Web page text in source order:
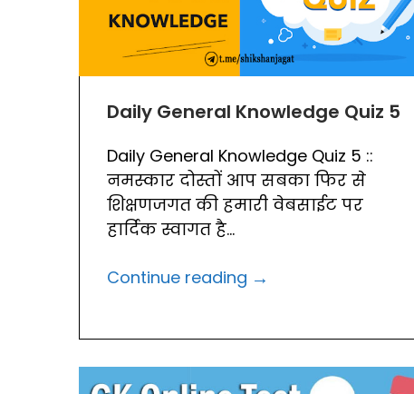
Daily General Knowledge Quiz 5
Daily General Knowledge Quiz 5 ::
नमस्कार दोस्तों आप सबका फिर से
शिक्षणजगत की हमारी वेबसाईट पर
हार्दिक स्वागत है...
Continue reading →